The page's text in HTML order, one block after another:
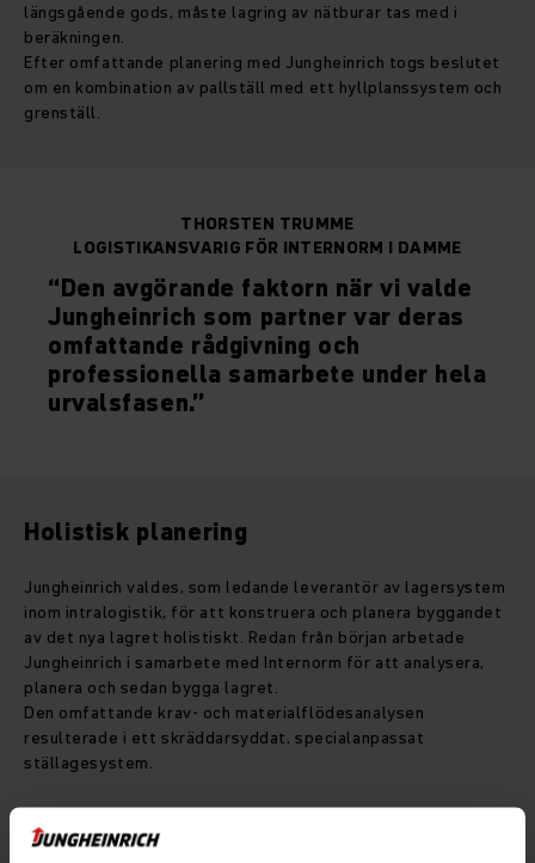
längsgående gods, måste lagring av nätburar tas med i
beräkningen.
Efter omfattande planering med Jungheinrich togs beslutet
om en kombination av pallställ med ett hyllplanssystem och
grenställ.
THORSTEN TRUMME
LOGISTIKANSVARIG FÖR INTERNORM I DAMME
“Den avgörande faktorn när vi valde
Jungheinrich som partner var deras
omfattande rådgivning och
professionella samarbete under hela
urvalsfasen.”
Holistisk planering
Jungheinrich valdes, som ledande leverantör av lagersystem
inom intralogistik, för att konstruera och planera byggandet
av det nya lagret holistiskt. Redan från början arbetade
Jungheinrich i samarbete med Internorm för att analysera,
planera och sedan bygga lagret.
Den omfattande krav- och materialflödesanalysen
resulterade i ett skräddarsyddat, specialanpassat
ställagesystem.
Måttanpassat ställagesystem för